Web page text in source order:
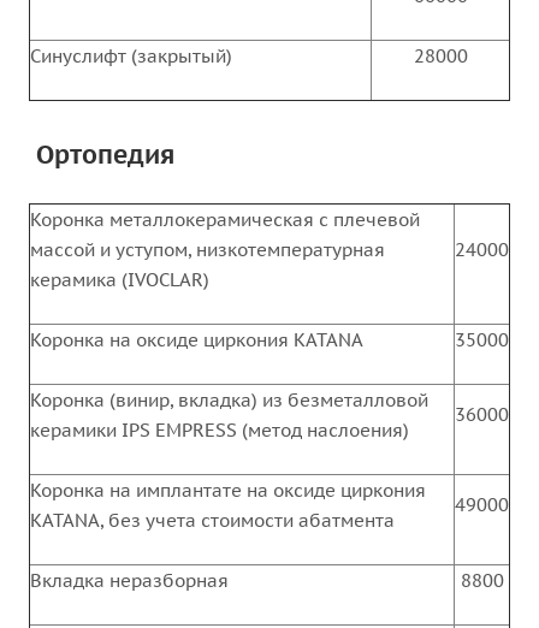
Синуслифт (закрытый) 28000
Ортопедия
Коронка металлокерамическая с плечевой
массой и уступом, низкотемпературная
керамика (IVOCLAR)
24000
Коронка на оксиде циркония KATANA 35000
Коронка (винир, вкладка) из безметалловой
керамики IPS EMPRESS (метод наслоения)
36000
Коронка на имплантате на оксиде циркония
KATANA, без учета стоимости абатмента
49000
Вкладка неразборная 8800